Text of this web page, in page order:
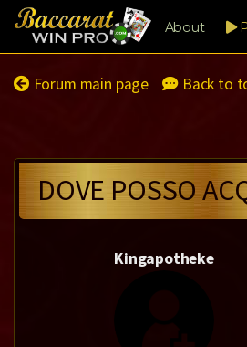
About
Forum main page Back to
DOVE POSSO
Kingapotheke